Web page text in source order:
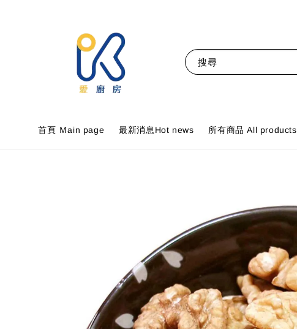
搜尋
首頁 Ｍain page 最新消息Hot news 所有商品 All products